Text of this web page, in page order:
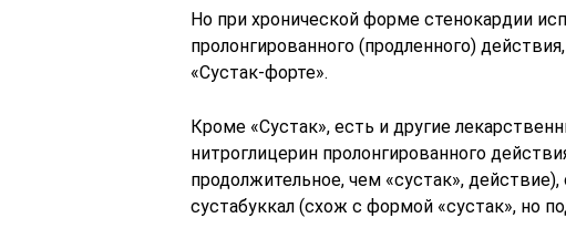
Но при хронической форме стенокардии
пролонгированного (продленного)
«Сустак-форте».
Кроме «Сустак», есть и другие
нитроглицерин пролонгированного
продолжительное, чем «сустак»,
сустабуккал (схож с формой «сустак», но